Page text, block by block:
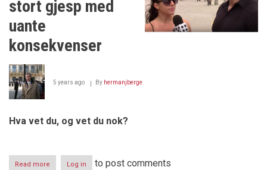
stort gjesp med
uante
konsekvenser
5 years ago By hermanjberge
Hva vet du, og vet du nok?
Read more Log in to post comments